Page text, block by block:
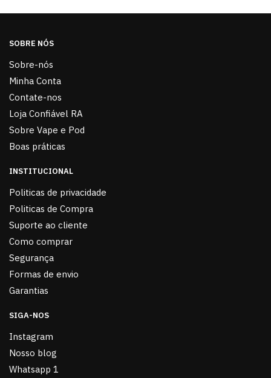
SOBRE NÓS
Sobre-nós
Minha Conta
Contate-nos
Loja Confiável RA
Sobre Vape e Pod
Boas práticas
INSTITUCIONAL
Politicas de privacidade
Politicas de Compra
Suporte ao cliente
Como comprar
Segurança
Formas de envio
Garantias
SIGA-NOS
Instagram
Nosso blog
Whatsapp 1